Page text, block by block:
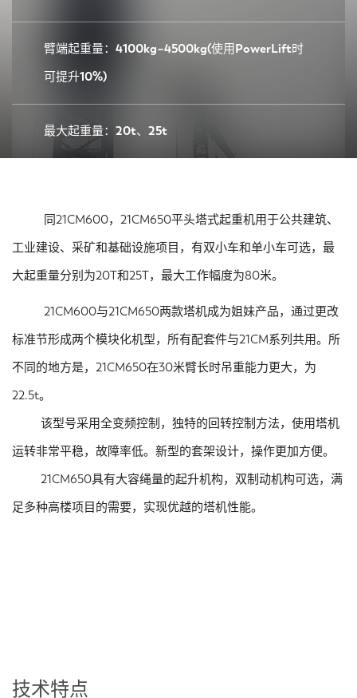
臂端起重量：4100kg~4500kg(使用PowerLift时
可提升10%)
最大起重量：20t、25t
同21CM600，21CM650平头塔式起重机用于公共建筑、
工业建设、采矿和基础设施项目，有双小车和单小车可选，最
大起重量分别为20T和25T，最大工作幅度为80米。
21CM600与21CM650两款塔机成为姐妹产品，通过更改
标准节形成两个模块化机型，所有配套件与21CM系列共用。所
不同的地方是，21CM650在30米臂长时吊重能力更大，为
22.5t。
该型号采用全变频控制，独特的回转控制方法，使用塔机
运转非常平稳，故障率低。新型的套架设计，操作更加方便。
21CM650具有大容绳量的起升机构，双制动机构可选，满
足多种高楼项目的需要，实现优越的塔机性能。
技术特点